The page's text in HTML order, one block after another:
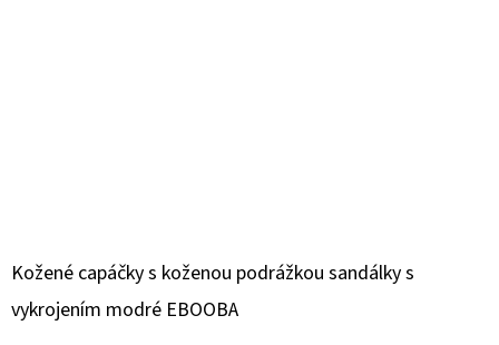
Kožené capáčky s koženou podrážkou sandálky s
vykrojením modré EBOOBA